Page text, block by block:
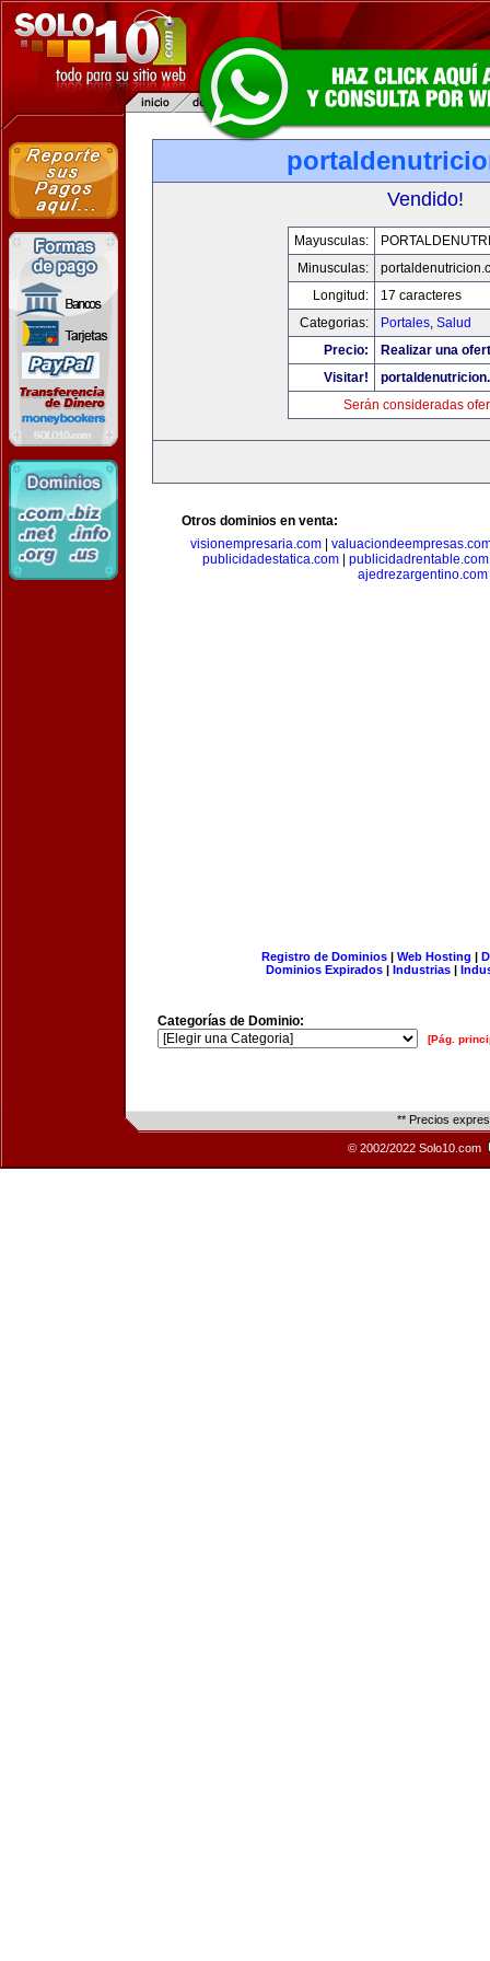
Vendido!
Mayusculas:
Minusculas:
Longitud:
17 caracteres
Categorias:
Portales, Salud
Precio:
Realizar una
Visitar!
Serán consideradas
Otros dominios en venta:
visionempresaria.com
publicidadestatica.com
publicidadrentable.com
ajedrezargentino.com
Registro de Dominios| Web Hosting |
Dominios Expirados | Industrias |
Categorías de Dominio:
[Pág.
** Precios
© 2002/2022 Solo10.com